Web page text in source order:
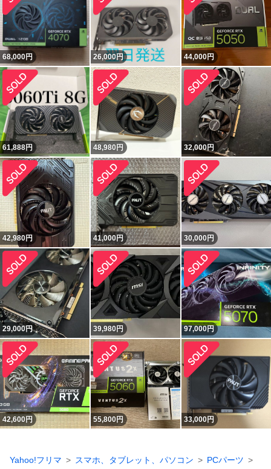
68,000円 26,000円 44,000円
61,888円 48,980 円 32,000円
42,980円 41,000円 30,000円
29,000円 39,980円 97,000円
42,600円 55,800円 33,000円
Yahoo!フリマ スマホ、タブレット、パソコン
PCパーツ